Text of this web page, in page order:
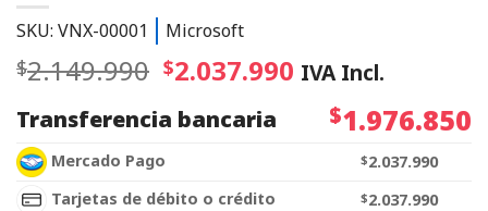
SKU: VNX-00001 Microsoft
$2.149.990 $2.037.990 IVA Incl.
Transferencia bancaria
$1.976.850
Mercado Pago $2.037.990
Tarjetas de débito o crédito
$2.037.990